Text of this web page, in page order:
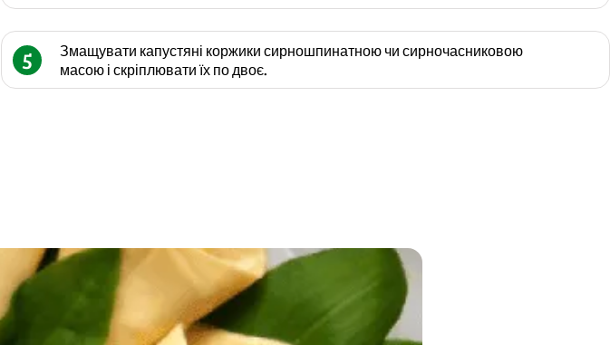
5
Змащувати капустяні коржики сирношпинатною чи сирночасниковою
масою і скріплювати їх по двоє.